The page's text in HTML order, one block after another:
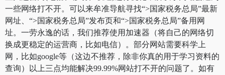
一些网络打不开。可以来牟准导航寻找“>国家税务总局”最新
网址、“>国家税务总局”发布页和“>国家税务总局”备用网
址。一劳永逸的话，我们推荐使用加速器（将自己的网络切
换成更稳定的运营商，比如电信）。部分网站需要科学上
网，比如google等（这边不推荐，除非你真的用于学习资料的
查询）以上三点均能解决99.99%网站打不开的问题了。如有